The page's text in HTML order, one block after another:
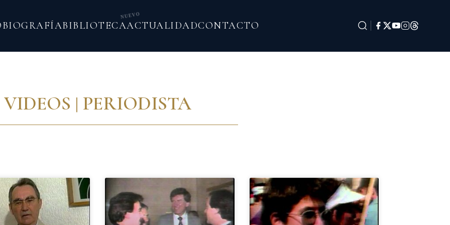
BIOGRAFÍABIBLIOTECA
NUEVO
ACTUALIDADCONTACTO
VIDEOS | PERIODISTA
P
Á
G
P
Á
G
P
Á
G
P
Á
G